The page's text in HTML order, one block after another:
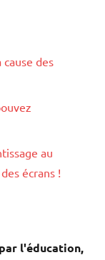
des
au
écrans !
l'éducation,